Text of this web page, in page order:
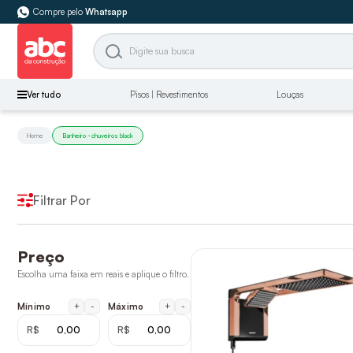
Compre pelo Whatsapp
Ver tudo Pisos | Revestimentos Louças
Home Banheiro - chuveiros black
Filtrar Por
Preço
Escolha uma faixa em reais e aplique o filtro.
Mínimo + -
R$
Máximo + -
R$